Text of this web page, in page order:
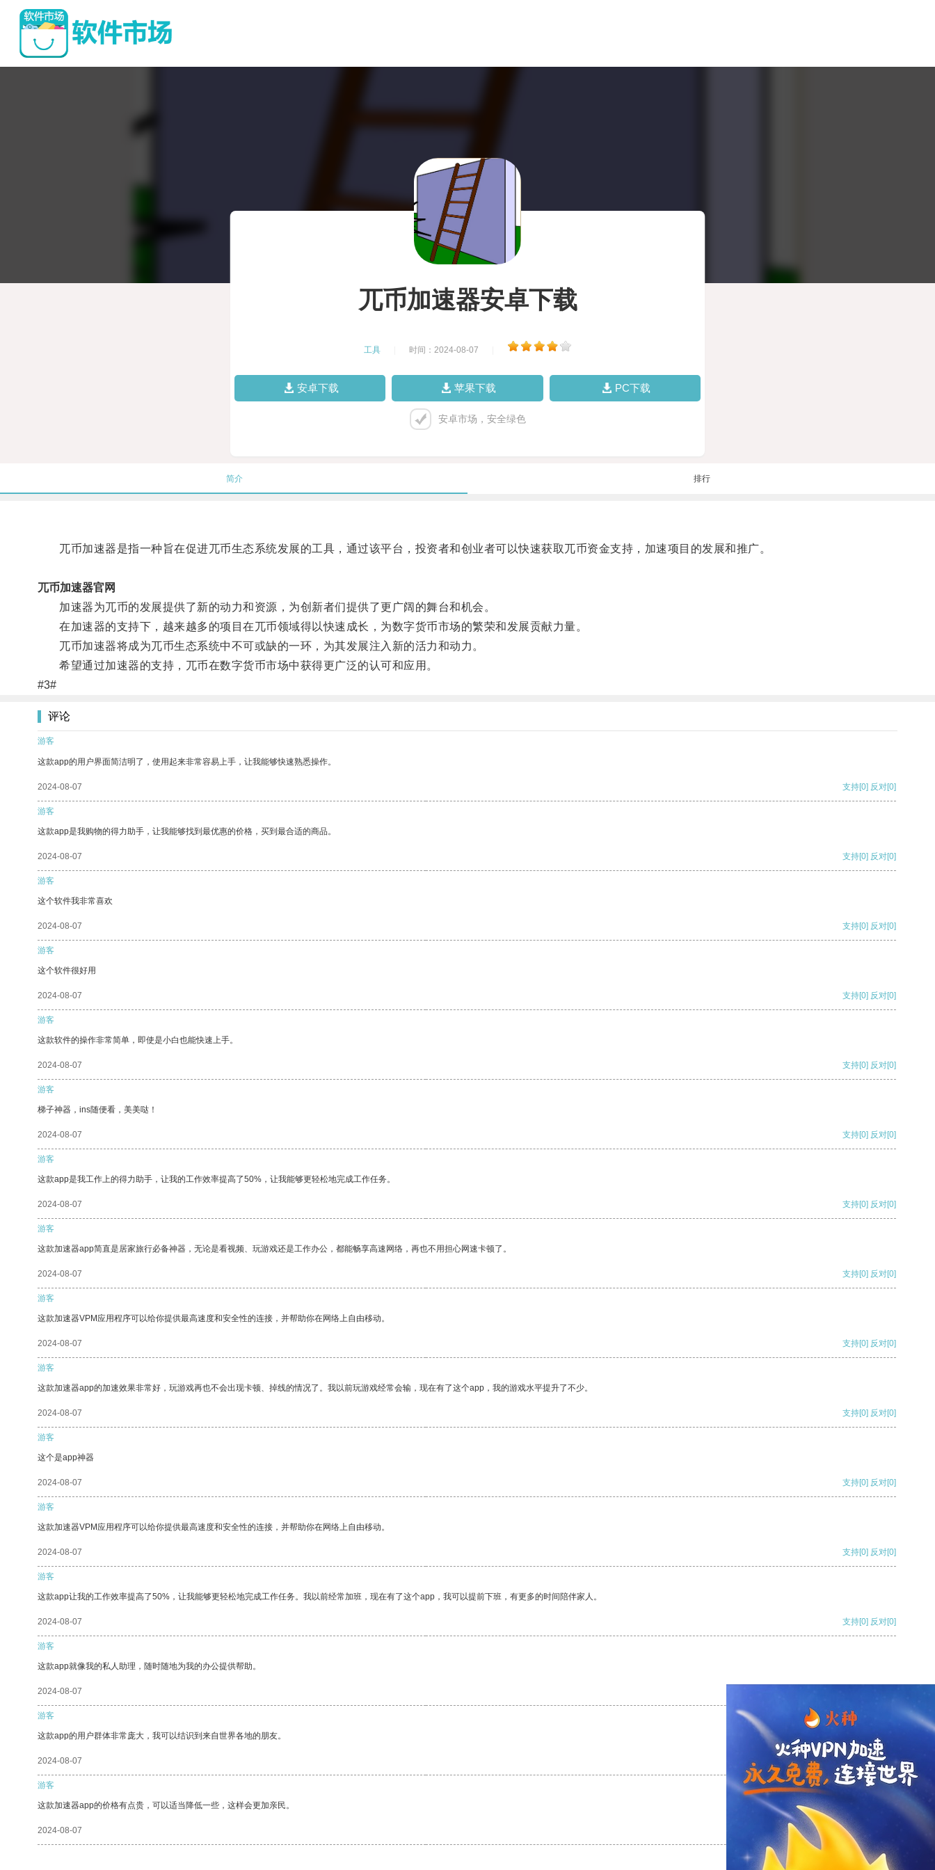
兀币加速器安卓下载
工具 时间：2024-08-07
安卓下载 苹果下载 PC下载
安卓市场，安全绿色
简介 排行
兀币加速器是指一种旨在促进兀币生态系统发展的工具，通过该平台，投资者和创业者可以快速获取兀币资金支持，加速项目的发展和推广。
兀币加速器官网
加速器为兀币的发展提供了新的动力和资源，为创新者们提供了更广阔的舞台和机会。
在加速器的支持下，越来越多的项目在兀币领域得以快速成长，为数字货币市场的繁荣和发展贡献力量。
兀币加速器将成为兀币生态系统中不可或缺的一环，为其发展注入新的活力和动力。
希望通过加速器的支持，兀币在数字货币市场中获得更广泛的认可和应用。
#3#
评论
游客
这款app的用户界面简洁明了，使用起来非常容易上手，让我能够快速熟悉操作。
2024-08-07 支持[0] 反对[0]
游客
这款app是我购物的得力助手，让我能够找到最优惠的价格，买到最合适的商品。
2024-08-07 支持[0] 反对[0]
游客
这个软件我非常喜欢
2024-08-07 支持[0] 反对[0]
游客
这个软件很好用
2024-08-07 支持[0] 反对[0]
游客
这款软件的操作非常简单，即使是小白也能快速上手。
2024-08-07 支持[0] 反对[0]
游客
梯子神器，ins随便看，美美哒！
2024-08-07 支持[0] 反对[0]
游客
这款app是我工作上的得力助手，让我的工作效率提高了50%，让我能够更轻松地完成工作任务。
2024-08-07 支持[0] 反对[0]
游客
这款加速器app简直是居家旅行必备神器，无论是看视频、玩游戏还是工作办公，都能畅享高速网络，再也不用担心网速卡顿了。
2024-08-07 支持[0] 反对[0]
游客
这款加速器VPM应用程序可以给你提供最高速度和安全性的连接，并帮助你在网络上自由移动。
2024-08-07 支持[0] 反对[0]
游客
这款加速器app的加速效果非常好，玩游戏再也不会出现卡顿、掉线的情况了。我以前玩游戏经常会输，现在有了这个app，我的游戏水平提升了不少。
2024-08-07 支持[0] 反对[0]
游客
这个是app神器
2024-08-07 支持[0] 反对[0]
游客
这款加速器VPM应用程序可以给你提供最高速度和安全性的连接，并帮助你在网络上自由移动。
2024-08-07 支持[0] 反对[0]
游客
这款app让我的工作效率提高了50%，让我能够更轻松地完成工作任务。我以前经常加班，现在有了这个app，我可以提前下班，有更多的时间陪伴家人。
2024-08-07 支持[0] 反对[0]
游客
这款app就像我的私人助理，随时随地为我的办公提供帮助。
2024-08-07
游客
这款app的用户群体非常庞大，我可以结识到来自世界各地的朋友。
2024-08-07 支持 [0] 反对 [0]
游客
这款加速器app的价格有点贵，可以适当降低一些，这样会更加亲民。
2024-08-07 支持